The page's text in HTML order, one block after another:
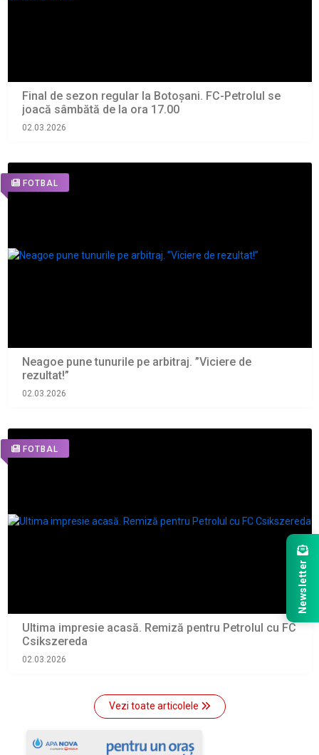
Final de sezon regular la Botoșani. FC-Petrolul se
joacă sâmbătă de la ora 17.00
02.03.2026
FOTBAL
Neagoe pune tunurile pe arbitraj. ”Viciere de
rezultat!”
02.03.2026
FOTBAL
Ultima impresie acasă. Remiză pentru Petrolul cu FC
Csikszereda
02.03.2026
Vezi toate articolele
Newsletter